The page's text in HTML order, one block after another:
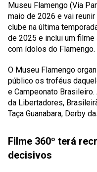
Museu Flamengo (Via
maio de 2026 e vai
clube na última
de 2025 e inclui um
com ídolos do Flamengo.
O Museu Flamengo
público os troféus
e Campeonato
da Libertadores,
Taça Guanabara, Derby
Filme 360º terá
decisivos